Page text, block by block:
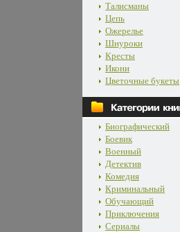
Талисманы
Цепь
Ожерелье
Шнуроки
Кресты
Икони
Цветочные букеты
Биографический
Боевик
Военный
Детектив
Комедия
Криминальный
Обучающий
Приключения
Сериалы